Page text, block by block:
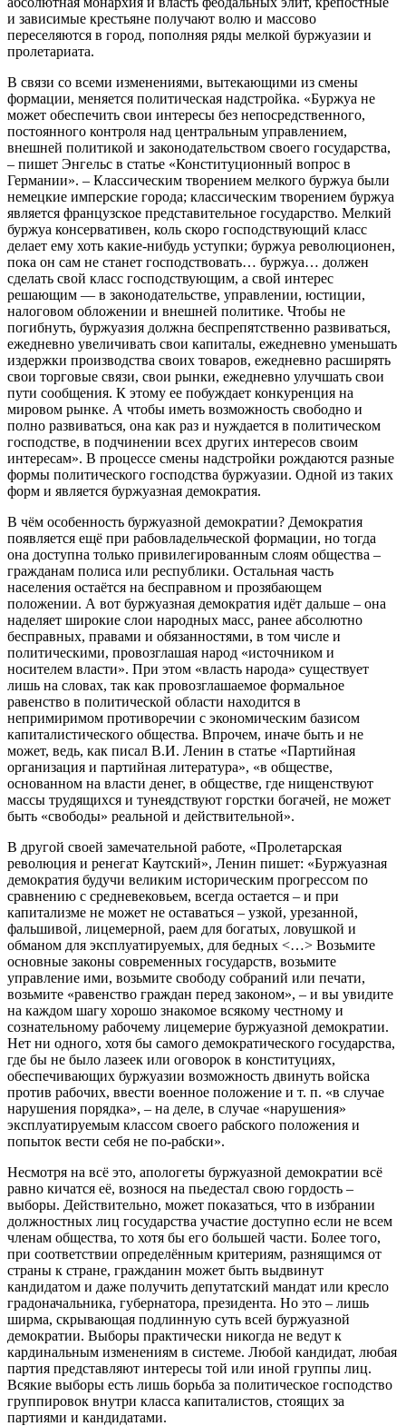
и зависимые крестьяне получают волю и массово
переселяются в город, пополняя ряды мелкой буржуазии и
пролетариата.
В связи со всеми изменениями, вытекающими из смены
формации, меняется политическая надстройка. «Буржуа не
может обеспечить свои интересы без непосредственного,
постоянного контроля над центральным управлением,
внешней политикой и законодательством своего государства,
– пишет Энгельс в статье «Конституционный вопрос в
Германии». – Классическим творением мелкого буржуа были
немецкие имперские города; классическим творением буржуа
является французское представительное государство. Мелкий
буржуа консервативен, коль скоро господствующий класс
делает ему хоть какие-нибудь уступки; буржуа революционен,
пока он сам не станет господствовать… буржуа… должен
сделать свой класс господствующим, а свой интерес
решающим — в законодательстве, управлении, юстиции,
налоговом обложении и внешней политике. Чтобы не
погибнуть, буржуазия должна беспрепятственно развиваться,
ежедневно увеличивать свои капиталы, ежедневно уменьшать
издержки производства своих товаров, ежедневно расширять
свои торговые связи, свои рынки, ежедневно улучшать свои
пути сообщения. К этому ее побуждает конкуренция на
мировом рынке. А чтобы иметь возможность свободно и
полно развиваться, она как раз и нуждается в политическом
господстве, в подчинении всех других интересов своим
интересам». В процессе смены надстройки рождаются разные
формы политического господства буржуазии. Одной из таких
форм и является буржуазная демократия.
В чём особенность буржуазной демократии? Демократия
появляется ещё при рабовладельческой формации, но тогда
она доступна только привилегированным слоям общества –
гражданам полиса или республики. Остальная часть
населения остаётся на бесправном и прозябающем
положении. А вот буржуазная демократия идёт дальше – она
наделяет широкие слои народных масс, ранее абсолютно
бесправных, правами и обязанностями, в том числе и
политическими, провозглашая народ «источником и
носителем власти». При этом «власть народа» существует
лишь на словах, так как провозглашаемое формальное
равенство в политической области находится в
непримиримом противоречии с экономическим базисом
капиталистического общества. Впрочем, иначе быть и не
может, ведь, как писал В.И. Ленин в статье «Партийная
организация и партийная литература», «в обществе,
основанном на власти денег, в обществе, где нищенствуют
массы трудящихся и тунеядствуют горстки богачей, не может
быть «свободы» реальной и действительной».
В другой своей замечательной работе, «Пролетарская
революция и ренегат Каутский», Ленин пишет: «Буржуазная
демократия будучи великим историческим прогрессом по
сравнению с средневековьем, всегда остается – и при
капитализме не может не оставаться – узкой, урезанной,
фальшивой, лицемерной, раем для богатых, ловушкой и
обманом для эксплуатируемых, для бедных <…> Возьмите
основные законы современных государств, возьмите
управление ими, возьмите свободу собраний или печати,
возьмите «равенство граждан перед законом», – и вы увидите
на каждом шагу хорошо знакомое всякому честному и
сознательному рабочему лицемерие буржуазной демократии.
Нет ни одного, хотя бы самого демократического государства,
где бы не было лазеек или оговорок в конституциях,
обеспечивающих буржуазии возможность двинуть войска
против рабочих, ввести военное положение и т. п. «в случае
нарушения порядка», – на деле, в случае «нарушения»
эксплуатируемым классом своего рабского положения и
попыток вести себя не по-рабски».
Несмотря на всё это, апологеты буржуазной демократии всё
равно кичатся её, вознося на пьедестал свою гордость –
выборы. Действительно, может показаться, что в избрании
должностных лиц государства участие доступно если не всем
членам общества, то хотя бы его большей части. Более того,
при соответствии определённым критериям, разнящимся от
страны к стране, гражданин может быть выдвинут
кандидатом и даже получить депутатский мандат или кресло
градоначальника, губернатора, президента. Но это – лишь
ширма, скрывающая подлинную суть всей буржуазной
демократии. Выборы практически никогда не ведут к
кардинальным изменениям в системе. Любой кандидат, любая
партия представляют интересы той или иной группы лиц.
Всякие выборы есть лишь борьба за политическое господство
группировок внутри класса капиталистов, стоящих за
партиями и кандидатами.